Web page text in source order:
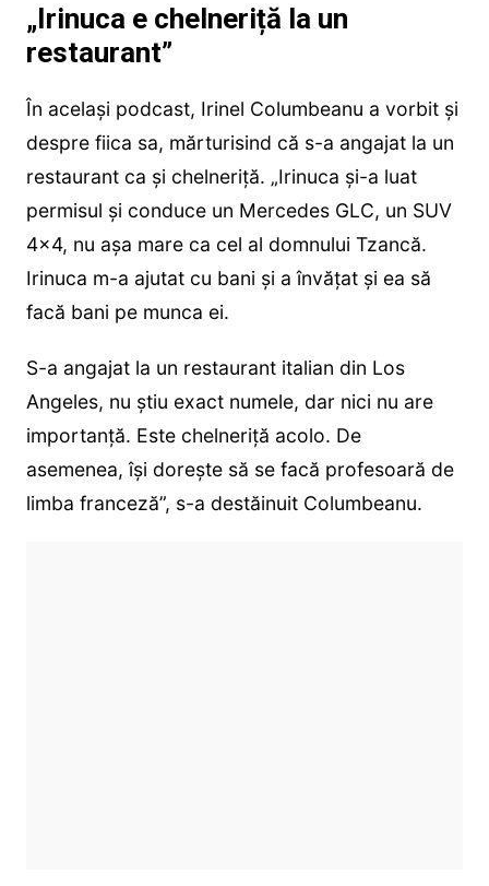
„Irinuca e chelneriță la un
restaurant”
În același podcast, Irinel Columbeanu a vorbit și
despre fiica sa, mărturisind că s-a angajat la un
restaurant ca și chelneriță. „Irinuca și-a luat
permisul și conduce un Mercedes GLC, un SUV
4×4, nu așa mare ca cel al domnului Tzancă.
Irinuca m-a ajutat cu bani și a învățat și ea să
facă bani pe munca ei.
S-a angajat la un restaurant italian din Los
Angeles, nu știu exact numele, dar nici nu are
importanță. Este chelneriță acolo. De
asemenea, își dorește să se facă profesoară de
limba franceză”, s-a destăinuit Columbeanu.